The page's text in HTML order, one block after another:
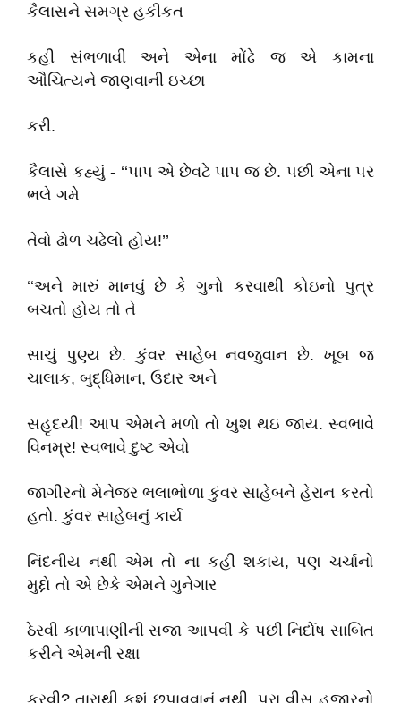
કૈલાસને સમગ્ર હકીકત
કહી સંભળાવી અને એના મોંઢે જ એ કામના
ઔચિત્યને જાણવાની ઇચ્છા
કરી.
કૈલાસે કહ્યું - ‘‘પાપ એ છેવટે પાપ જ છે. પછી એના પર
ભલે ગમે
તેવો ઢોળ ચઢેલો હોય!’’
‘‘અને મારું માનવું છે કે ગુનો કરવાથી કોઇનો પુત્ર
બચતો હોય તો તે
સાચું પુણ્ય છે. કુંવર સાહેબ નવજુવાન છે. ખૂબ જ
ચાલાક, બુદ્ધિમાન, ઉદાર અને
સહૃદયી! આપ એમને મળો તો ખુશ થઇ જાય. સ્વભાવે
વિનમ્ર! સ્વભાવે દુષ્ટ એવો
જાગીરનો મેનેજર ભલાભોળા કુંવર સાહેબને હેરાન કરતો
હતો. કુંવર સાહેબનું કાર્ય
નિંદનીય નથી એમ તો ના કહી શકાય, પણ ચર્ચાનો
મુદ્દો તો એ છેકે એમને ગુનેગાર
ઠેરવી કાળાપાણીની સજા આપવી કે પછી નિર્દોષ સાબિત
કરીને એમની રક્ષા
કરવી? તારાથી કશું છુપાવવાનું નથી. પૂરા વીસ હજારનો